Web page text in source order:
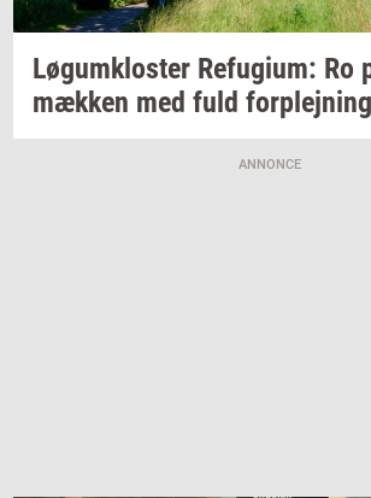
Løgum­klo­ster Re­fu­gi­um: Ro
mæk­ken med fuld for­plej­ning
ANNONCE